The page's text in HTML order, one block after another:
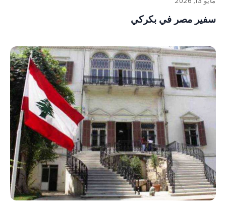
سفير مصر في بكركي